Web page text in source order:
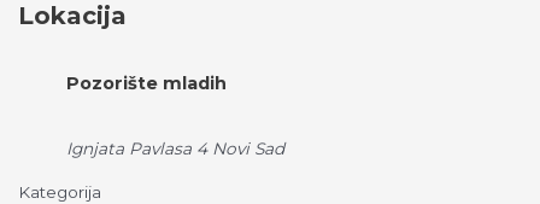
Lokacija
Pozorište mladih
Ignjata Pavlasa 4 Novi Sad
Kategorija